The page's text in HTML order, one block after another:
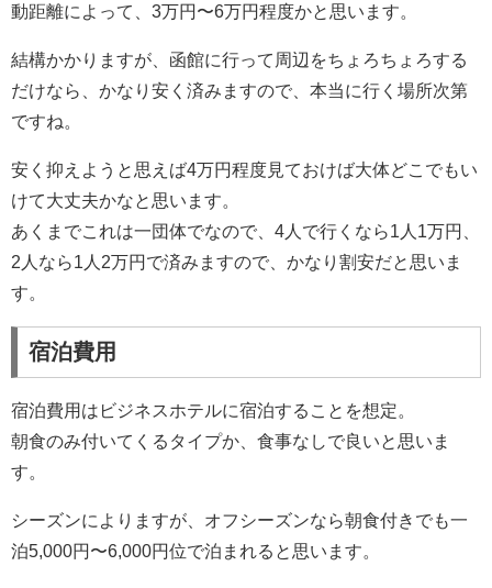
動距離によって、3万円〜6万円程度かと思います。
結構かかりますが、函館に行って周辺をちょろちょろする
だけなら、かなり安く済みますので、本当に行く場所次第
ですね。
安く抑えようと思えば4万円程度見ておけば大体どこでもい
けて大丈夫かなと思います。
あくまでこれは一団体でなので、4人で行くなら1人1万円、
2人なら1人2万円で済みますので、かなり割安だと思いま
す。
宿泊費用
宿泊費用はビジネスホテルに宿泊することを想定。
朝食のみ付いてくるタイプか、食事なしで良いと思いま
す。
シーズンによりますが、オフシーズンなら朝食付きでも一
泊5,000円〜6,000円位で泊まれると思います。